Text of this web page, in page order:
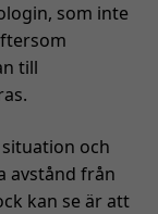
som inte
till
och
avstånd från
kan se är att